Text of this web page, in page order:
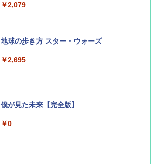
￥1,500
ディズニーファン ２０２６年 ９月号 [雑
山と溪谷 2026年8月号「南アルプス大全」
￥1,540
￥2,079
地球の歩き方 スター・ウォーズ
￥2,695
僕が見た未来【完全版】
￥0